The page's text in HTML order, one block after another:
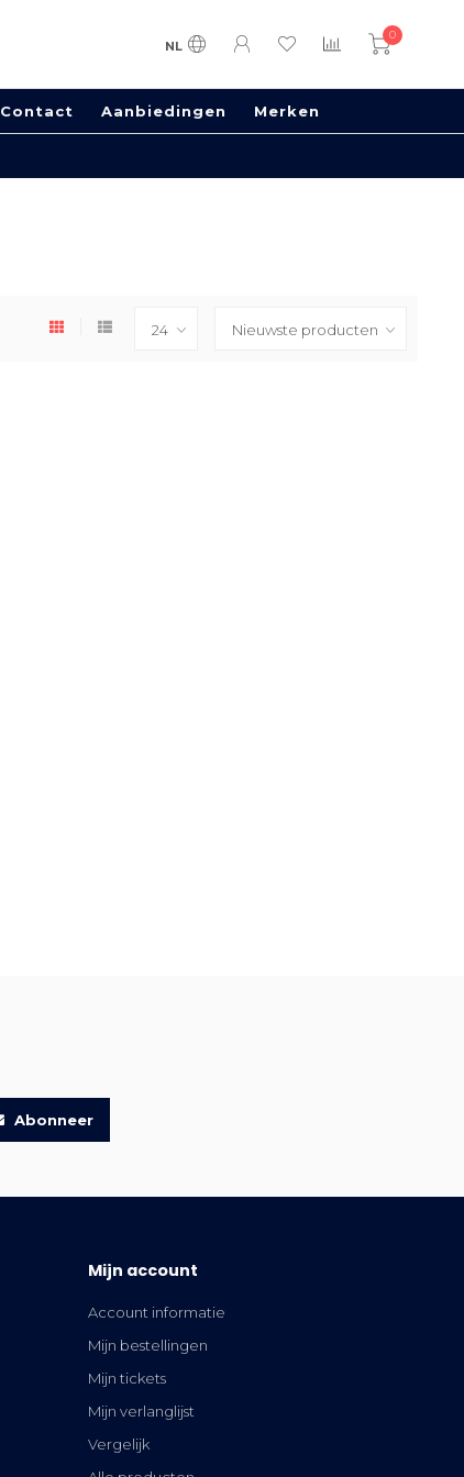
NL
0
Contact Aanbiedingen Merken
Abonneer
Mijn account
Account informatie
Mijn bestellingen
Mijn tickets
Mijn verlanglijst
Vergelijk